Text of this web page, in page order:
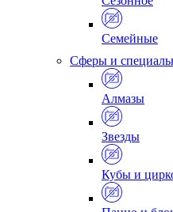
Семейные
Сферы и
Алмазы
Звезды
Кубы и